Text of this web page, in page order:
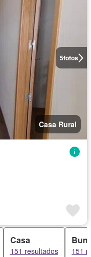
5fotos
Casa Rural
Casa
151 resultados 151